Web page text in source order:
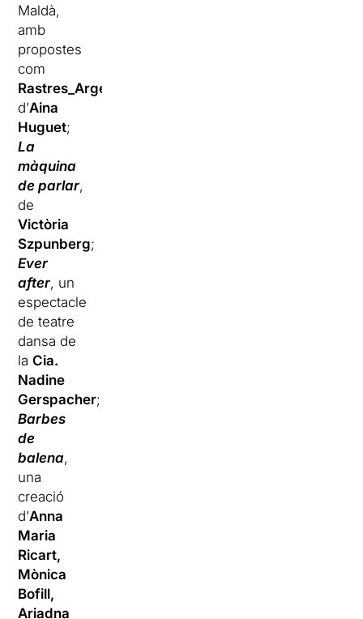
Maldà,
amb
propostes
com
Rastres_Argelers
d’Aina
Huguet;
La
màquina
de parlar,
de
Victòria
Szpunberg;
Ever
after, un
espectacle
de teatre
dansa de
laCia.
Nadine
Gerspacher;
Barbes
de
balena,
una
creació
d’Anna
Maria
Ricart,
Mònica
Bofill,
Ariadna